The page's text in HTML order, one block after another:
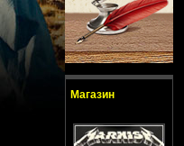
Магазин